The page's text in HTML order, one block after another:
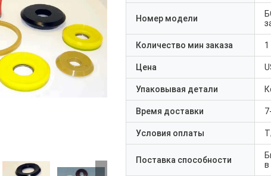
Номер модели
Количество мин заказа
Цена
Упаковывая детали
Время доставки
Условия оплаты
Поставка способности
в